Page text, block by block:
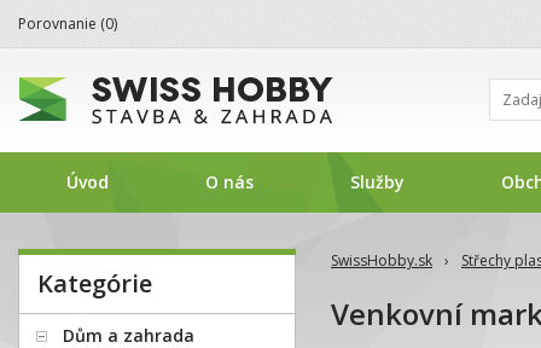
SwissHobby.sk › Střechy
Venkovní
Kategórie
Dům a zahrada
Porovnanie (0)
Úvod O nás Služby